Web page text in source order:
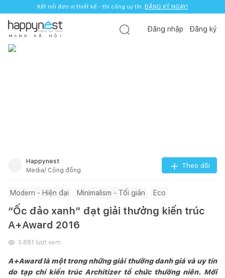
Kết nối đơn vị thiết kế - thi công uy tín. ĐĂNG KÝ NGAY!
M Ạ N G X Ã H Ộ I
Đăng nhập Đăng ký
Happynest
Media/ Cộng đồng
Theo dõi
Modern - Hiện đại Minimalism - Tối giản Eco
“Ốc đảo xanh” đạt giải thưởng kiến trúc
A+Award 2016
3.881 lượt xem
A+Award là một trong những giải thưởng danh giá và uy tín
do tạp chí kiến trúc Architizer tổ chức thường niên. Mới